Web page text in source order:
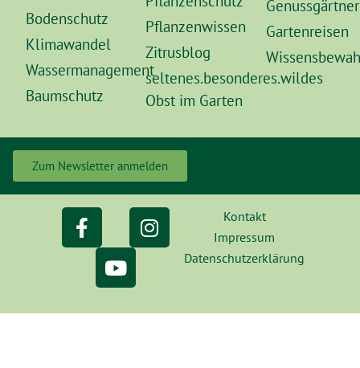
Bodenschutz
Klimawandel
Wassermanagement
Baumschutz
Pflanzenwissen
Zitrusblog
seltenes.besonderes.wildes
Obst im Garten
Gartenreisen
Zum Newsletter anmelden
Kontakt
Impressum
Datenschutzerklärung